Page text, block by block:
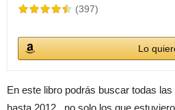
(397)
Lo
En este libro podrás buscar todas
hasta 2012 , no solo los que